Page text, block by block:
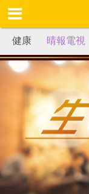
健康 晴報電視